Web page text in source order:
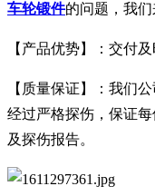
车轮锻件的问题，我们
【产品优势】：交付
【质量保证】：我们
经过严格探伤，保证
及探伤报告。